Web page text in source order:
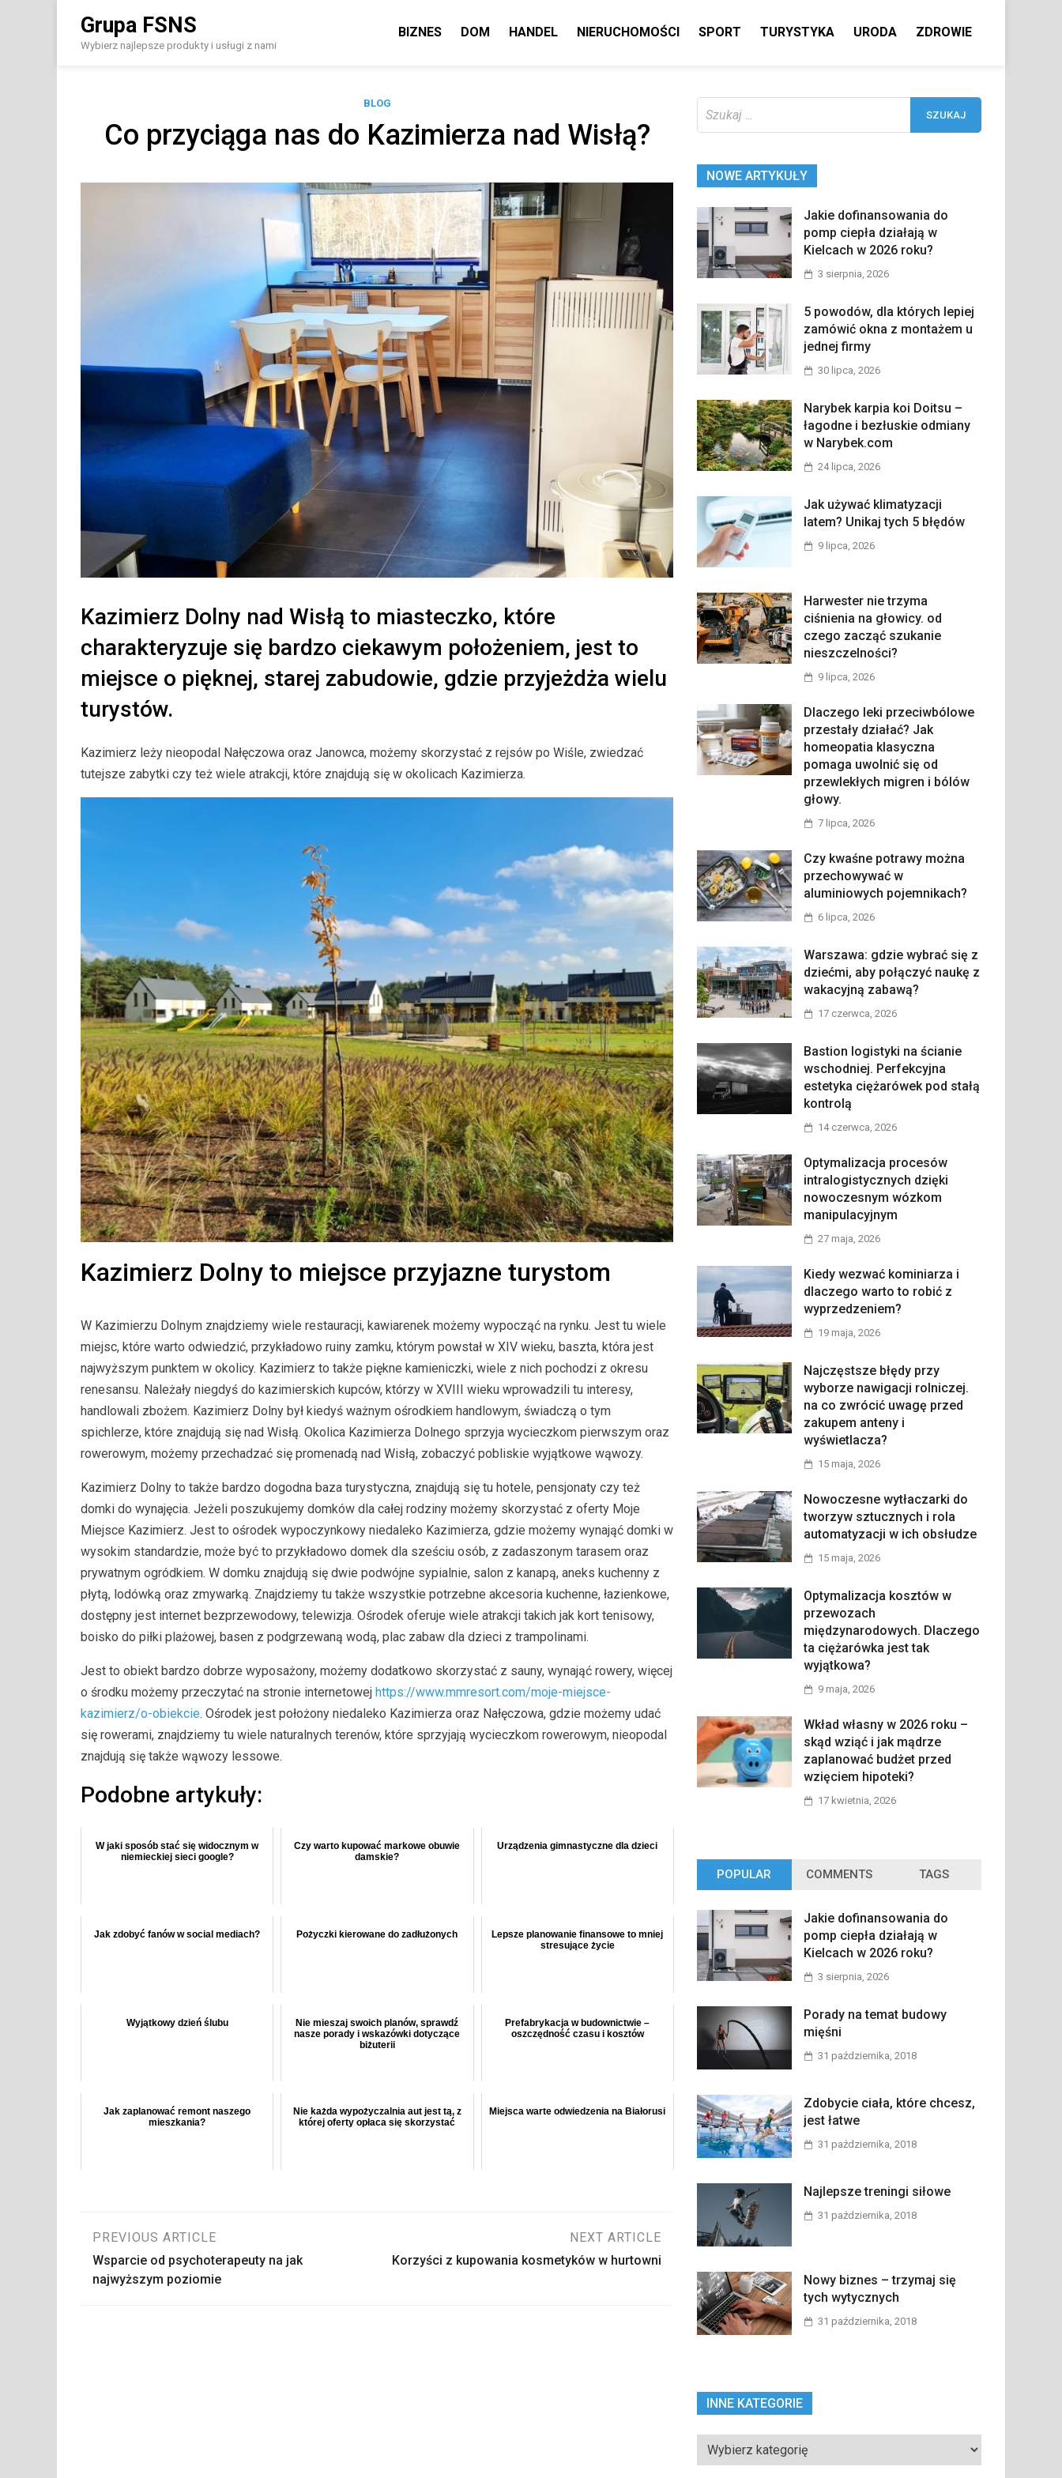
content
Grupa FSNS
Wybierz najlepsze produkty i usługi z nami
BIZNES DOM HANDEL NIERUCHOMOŚCI SPORT TURYSTYKA URODA ZDROWIE
BLOG
Co przyciąga nas do Kazimierza nad Wisłą?
Kazimierz Dolny nad Wisłą to miasteczko, które
charakteryzuje się bardzo ciekawym położeniem, jest to
miejsce o pięknej, starej zabudowie, gdzie przyjeżdża wielu
turystów.
Kazimierz leży nieopodal Nałęczowa oraz Janowca, możemy skorzystać z rejsów po Wiśle, zwiedzać
tutejsze zabytki czy też wiele atrakcji, które znajdują się w okolicach Kazimierza.
Kazimierz Dolny to miejsce przyjazne turystom
W Kazimierzu Dolnym znajdziemy wiele restauracji, kawiarenek możemy wypocząć na rynku. Jest tu wiele
miejsc, które warto odwiedzić, przykładowo ruiny zamku, którym powstał w XIV wieku, baszta, która jest
najwyższym punktem w okolicy. Kazimierz to także piękne kamieniczki, wiele z nich pochodzi z okresu
renesansu. Należały niegdyś do kazimierskich kupców, którzy w XVIII wieku wprowadzili tu interesy,
handlowali zbożem. Kazimierz Dolny był kiedyś ważnym ośrodkiem handlowym, świadczą o tym
spichlerze, które znajdują się nad Wisłą. Okolica Kazimierza Dolnego sprzyja wycieczkom pierwszym oraz
rowerowym, możemy przechadzać się promenadą nad Wisłą, zobaczyć pobliskie wyjątkowe wąwozy.
Kazimierz Dolny to także bardzo dogodna baza turystyczna, znajdują się tu hotele, pensjonaty czy też
domki do wynajęcia. Jeżeli poszukujemy domków dla całej rodziny możemy skorzystać z oferty Moje
Miejsce Kazimierz. Jest to ośrodek wypoczynkowy niedaleko Kazimierza, gdzie możemy wynająć domki w
wysokim standardzie, może być to przykładowo domek dla sześciu osób, z zadaszonym tarasem oraz
prywatnym ogródkiem. W domku znajdują się dwie podwójne sypialnie, salon z kanapą, aneks kuchenny z
płytą, lodówką oraz zmywarką. Znajdziemy tu także wszystkie potrzebne akcesoria kuchenne, łazienkowe,
dostępny jest internet bezprzewodowy, telewizja. Ośrodek oferuje wiele atrakcji takich jak kort tenisowy,
boisko do piłki plażowej, basen z podgrzewaną wodą, plac zabaw dla dzieci z trampolinami.
Jest to obiekt bardzo dobrze wyposażony, możemy dodatkowo skorzystać z sauny, wynająć rowery, więcej
o środku możemy przeczytać na stronie internetowej https://www.mmresort.com/moje-miejsce-
kazimierz/o-obiekcie. Ośrodek jest położony niedaleko Kazimierza oraz Nałęczowa, gdzie możemy udać
się rowerami, znajdziemy tu wiele naturalnych terenów, które sprzyjają wycieczkom rowerowym, nieopodal
znajdują się także wąwozy lessowe.
Podobne artykuły:
W jaki sposób stać się widocznym w
niemieckiej sieci google?
Czy warto kupować markowe obuwie
damskie?
Urządzenia gimnastyczne dla dzieci
Jak zdobyć fanów w social mediach? Pożyczki kierowane do zadłużonych
Lepsze planowanie finansowe to mniej
stresujące życie
Wyjątkowy dzień ślubu
Nie mieszaj swoich planów, sprawdź
nasze porady i wskazówki dotyczące
biżuterii
Prefabrykacja w budownictwie –
oszczędność czasu i kosztów
Jak zaplanować remont naszego
mieszkania?
Nie każda wypożyczalnia aut jest tą, z
której oferty opłaca się skorzystać
Miejsca warte odwiedzenia na Białorusi
Nawigacja
wpisu
PREVIOUS ARTICLE
Wsparcie od psychoterapeuty na jak
najwyższym poziomie
NEXT ARTICLE
Korzyści z kupowania kosmetyków w hurtowni
NOWE ARTYKUŁY
Jakie dofinansowania do
pomp ciepła działają w
Kielcach w 2026 roku?
3 sierpnia, 2026
5 powodów, dla których lepiej
zamówić okna z montażem u
jednej firmy
30 lipca, 2026
Narybek karpia koi Doitsu –
łagodne i bezłuskie odmiany
w Narybek.com
24 lipca, 2026
Jak używać klimatyzacji
latem? Unikaj tych 5 błędów
9 lipca, 2026
Harwester nie trzyma
ciśnienia na głowicy. od
czego zacząć szukanie
nieszczelności?
9 lipca, 2026
Dlaczego leki przeciwbólowe
przestały działać? Jak
homeopatia klasyczna
pomaga uwolnić się od
przewlekłych migren i bólów
głowy.
7 lipca, 2026
Czy kwaśne potrawy można
przechowywać w
aluminiowych pojemnikach?
6 lipca, 2026
Warszawa: gdzie wybrać się z
dziećmi, aby połączyć naukę z
wakacyjną zabawą?
17 czerwca, 2026
Bastion logistyki na ścianie
wschodniej. Perfekcyjna
estetyka ciężarówek pod stałą
kontrolą
14 czerwca, 2026
Optymalizacja procesów
intralogistycznych dzięki
nowoczesnym wózkom
manipulacyjnym
27 maja, 2026
Kiedy wezwać kominiarza i
dlaczego warto to robić z
wyprzedzeniem?
19 maja, 2026
Najczęstsze błędy przy
wyborze nawigacji rolniczej.
na co zwrócić uwagę przed
zakupem anteny i
wyświetlacza?
15 maja, 2026
Nowoczesne wytłaczarki do
tworzyw sztucznych i rola
automatyzacji w ich obsłudze
15 maja, 2026
Optymalizacja kosztów w
przewozach
międzynarodowych. Dlaczego
ta ciężarówka jest tak
wyjątkowa?
9 maja, 2026
Wkład własny w 2026 roku –
skąd wziąć i jak mądrze
zaplanować budżet przed
wzięciem hipoteki?
17 kwietnia, 2026
POPULAR COMMENTS TAGS
Jakie dofinansowania do
pomp ciepła działają w
Kielcach w 2026 roku?
3 sierpnia, 2026
Porady na temat budowy
mięśni
31 października, 2018
Zdobycie ciała, które chcesz,
jest łatwe
31 października, 2018
Najlepsze treningi siłowe
31 października, 2018
Nowy biznes – trzymaj się
tych wytycznych
31 października, 2018
INNE KATEGORIE
Inne
kategorie